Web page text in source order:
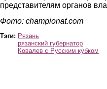
представителям органов
Фото: championat.com
Тэги: Рязань
рязанский губернатор
Ковалев с Русским кубком